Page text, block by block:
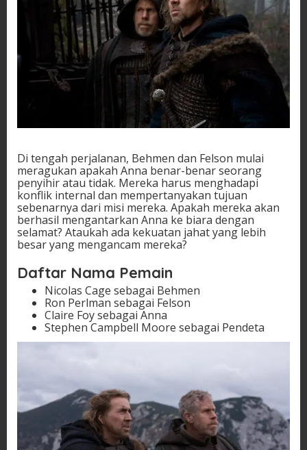
Di tengah perjalanan, Behmen dan Felson mulai
meragukan apakah Anna benar-benar seorang
penyihir atau tidak. Mereka harus menghadapi
konflik internal dan mempertanyakan tujuan
sebenarnya dari misi mereka. Apakah mereka akan
berhasil mengantarkan Anna ke biara dengan
selamat? Ataukah ada kekuatan jahat yang lebih
besar yang mengancam mereka?
Daftar Nama Pemain
Nicolas Cage sebagai Behmen
Ron Perlman sebagai Felson
Claire Foy sebagai Anna
Stephen Campbell Moore sebagai Pendeta